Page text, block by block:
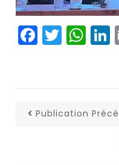
Publication